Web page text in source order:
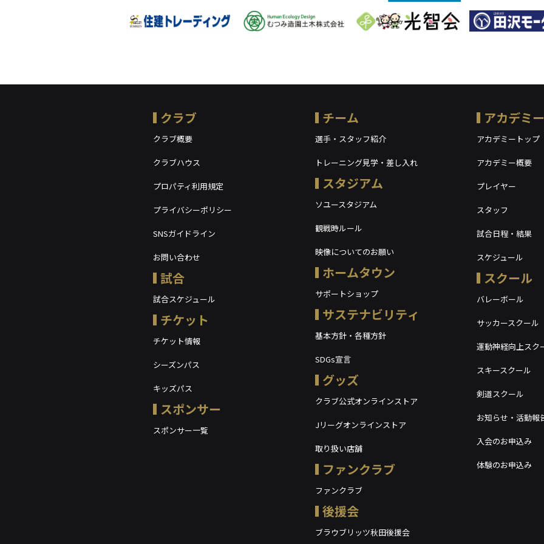
クラブ
クラブ概要
クラブハウス
プロパティ利用規定
プライバシーポリシー
SNSガイドライン
お問い合わせ
試合
試合スケジュール
チケット
チケット情報
シーズンパス
キッズパス
スポンサー
スポンサー一覧
チーム
選手・スタッフ紹介
トレーニング見学・差し入れ
スタジアム
ソユースタジアム
観戦時ルール
映像についてのお願い
ホームタウン
サポートショップ
サステナビリティ
基本方針・各種方針
SDGs宣言
グッズ
クラブ公式オンラインストア
Jリーグオンラインストア
取り扱い店舗
ファンクラブ
ファンクラブ
後援会
ブラウブリッツ秋田後援会
アカデミ
アカデミートップ
アカデミー概要
プレイヤー
スタッフ
試合日程・結果
スケジュール
スクール
バレーボール
サッカースクール
運動神経向上スク
スキースクール
剣道スクール
お知らせ・活動報
入会のお申込み
体験のお申込み